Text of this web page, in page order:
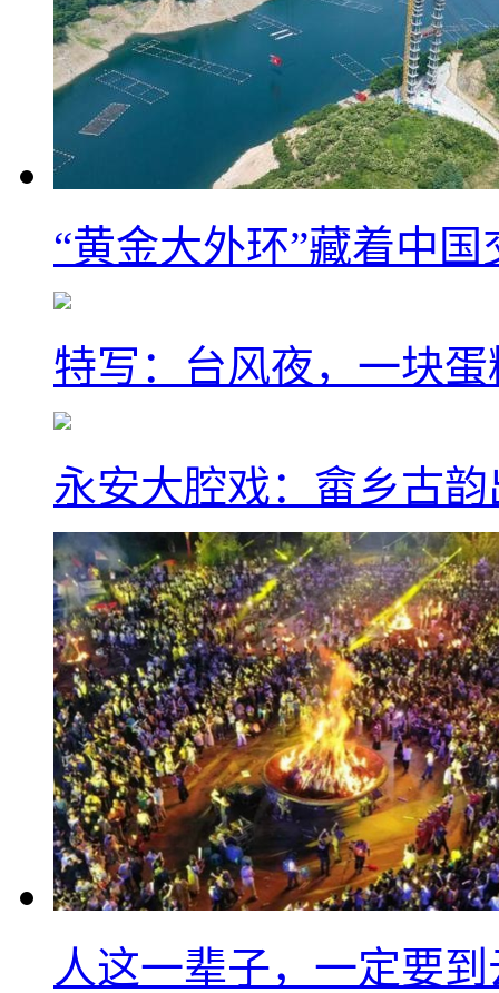
“黄金大外环”藏着中
特写：台风夜，一块
永安大腔戏：畲乡古
人这一辈子，一定要